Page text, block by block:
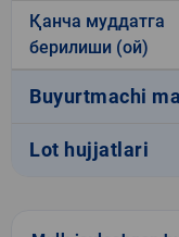
Қанча муддатга
берилиши (ой)
Buyurtmachi
Lot hujjatlari